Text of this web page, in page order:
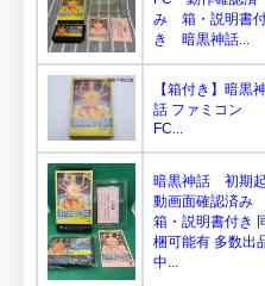
み 箱・説明書
き 暗黒神話...
【箱付き】暗黒
話 ファミコン
FC...
暗黒神話 初期起
動画面確認済み
箱・説明書付き
梱可能有 多数出
中...